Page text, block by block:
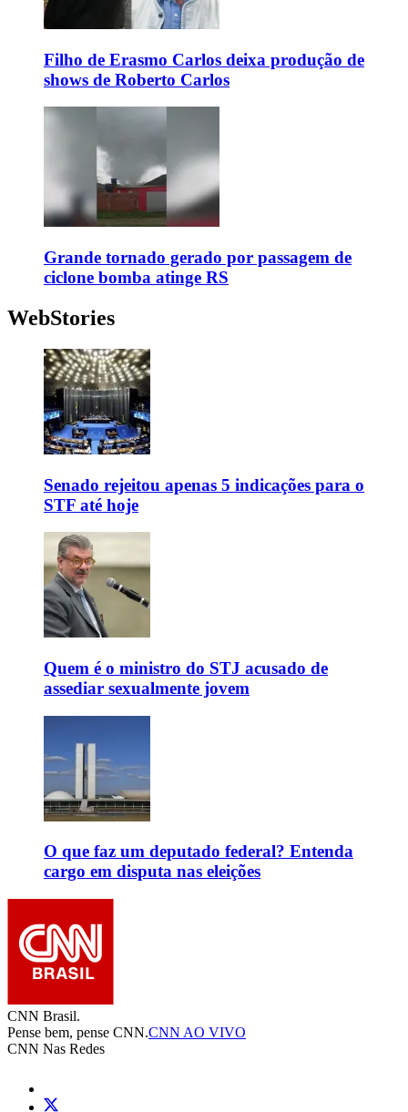
Filho de Erasmo Carlos deixa produção de
shows de Roberto Carlos
Grande tornado gerado por passagem de
ciclone bomba atinge RS
WebStories
Senado rejeitou apenas 5 indicações para o
STF até hoje
Quem é o ministro do STJ acusado de
assediar sexualmente jovem
O que faz um deputado federal? Entenda
cargo em disputa nas eleições
CNN Brasil.
Pense bem, pense CNN.CNN AO VIVO
CNN Nas Redes